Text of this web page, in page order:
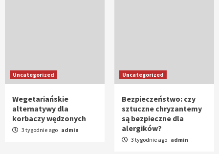
Uncategorized
Wegetariańskie
alternatywy dla
korbaczy wędzonych
3 tygodnie ago admin
Uncategorized
Bezpieczeństwo: czy
sztuczne chryzantemy
są bezpieczne dla
alergików?
3 tygodnie ago admin